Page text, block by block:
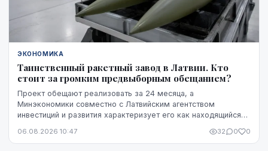
ЭКОНОМИКА
Таинственный ракетный завод в Латвии. Кто
стоит за громким предвыборным обещанием?
Проект обещают реализовать за 24 месяца, а
Минэкономики совместно с Латвийским агентством
инвестиций и развития характеризует его как находящийся
ни модель ракет, ни владелец технологий, ни
06.08.2026 10:47 32 0 0